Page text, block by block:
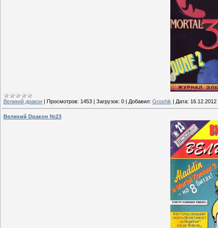
Великий дракон | Просмотров: 1453 | Загрузок: 0 | Добавил: Groshik | Дата: 16.12.2012
Великий Dракон №23